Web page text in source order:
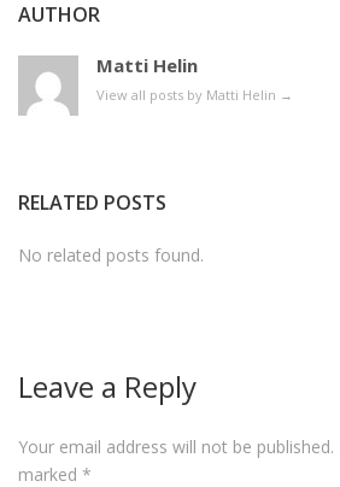
AUTHOR
Matti Helin
View all posts by Matti Helin →
RELATED POSTS
No related posts found.
Leave a Reply
Your email address will not be published.
marked *